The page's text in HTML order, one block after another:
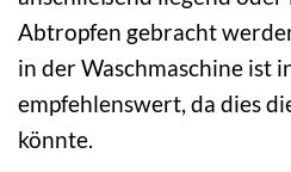
Abtropfen gebracht
in der Waschmaschine ist
empfehlenswert, da dies
könnte.